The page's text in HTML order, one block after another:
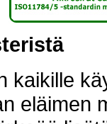
kaikille
eläimen